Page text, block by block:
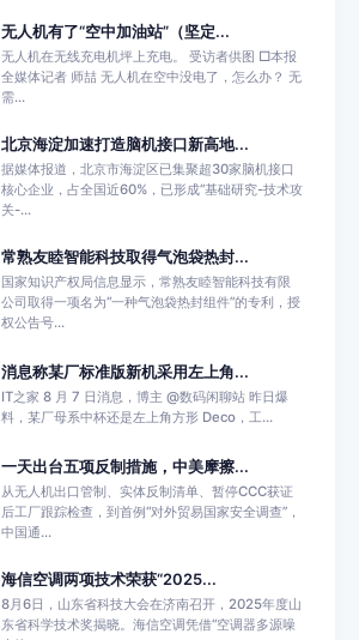
无人机有了“空中加油站”（坚定...
无人机在无线充电机坪上充电。 受访者供图 □本报
全媒体记者 师喆 无人机在空中没电了，怎么办？ 无
需...
北京海淀加速打造脑机接口新高地...
据媒体报道，北京市海淀区已集聚超30家脑机接口
核心企业，占全国近60%，已形成“基础研究-技术攻
关-...
常熟友睦智能科技取得气泡袋热封...
国家知识产权局信息显示，常熟友睦智能科技有限
公司取得一项名为“一种气泡袋热封组件”的专利，授
权公告号...
消息称某厂标准版新机采用左上角...
IT之家 8 月 7 日消息，博主 @数码闲聊站 昨日爆
料，某厂母系中杯还是左上角方形 Deco，工...
一天出台五项反制措施，中美摩擦...
从无人机出口管制、实体反制清单、暂停CCC获证
后工厂跟踪检查，到首例“对外贸易国家安全调查”，
中国通...
海信空调两项技术荣获“2025...
8月6日，山东省科技大会在济南召开，2025年度山
东省科学技术奖揭晓。海信空调凭借“空调器多源噪